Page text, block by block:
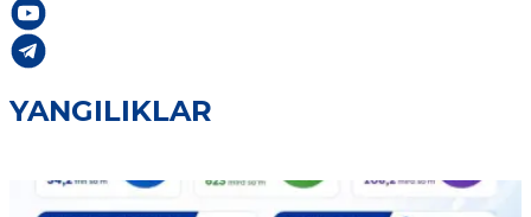
YANGILIKLAR